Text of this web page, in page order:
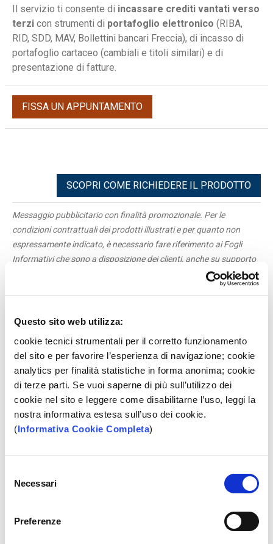
Questo sito web utilizza:
cookie tecnici strumentali per il corretto funzionamento
del sito e per favorire l’esperienza di navigazione; cookie
analytics per finalità statistiche in forma anonima; cookie
di terze parti. Se vuoi saperne di più sull’utilizzo dei
cookie nel sito e leggere come disabilitarne l’uso, leggi la
nostra informativa estesa sull’uso dei cookie.
(Informativa Cookie Completa)
delNecessari
Preferenze
Il servizio ti consente di incassare crediti vantati verso
terzi con strumenti di portafoglio elettronico (RIBA,
RID, SDD, MAV, Bollettini bancari Freccia), di incasso di
portafoglio cartaceo (cambiali e titoli similari) e di
presentazione di fatture.
FISSA UN APPUNTAMENTO
SCOPRI COME RICHIEDERE IL PRODOTTO
Messaggio pubblicitario con finalità promozionale. Per le
condizioni contrattuali dei prodotti illustrati e per quanto non
espressamente indicato, è necessario fare riferimento ai Fogli
Informativi che sono a disposizione dei clienti, anche su supporto
cartaceo, presso tutte le Filiali della Banca oppure sul sito internet
. Banca Popolare Pugliese si riserva la valutazione dei
assegnare alla carta.
IN SEZIONE
Incassi Crediti Commerciali (SDD RIBA MAV)
PRESS ROOM
promossa da ABI e Feduf mette in luce. Con un linguaggio semplice
e immediato, il vademecum intende approfondire i principali aspetti
subiscono e per supportare i cittadini anche nella comprensione e
nel riconoscimento del fenomeno.
SCOPRI